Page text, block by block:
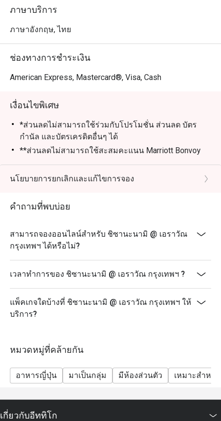
ภาษาบริการ
ภาษาอังกฤษ, ไทย
ช่องทางการชำระเงิน
American Express, Mastercard®, Visa, Cash
เงื่อนไขพิเศษ
*ส่วนลดไม่สามารถใช้ร่วมกับโปรโมชั่น ส่วนลด บัตร
กำนัล และบัตรเครดิตอื่นๆ ได้
**ส่วนลดไม่สามารถใช้สะสมคะแนน Marriott Bonvoy
และ Club Marriott milestones ได้
*** ส่วนลดไม่สามารถใช้ได้กับภาษีรัฐบาลและค่าบริการ
นโยบายการยกเลิกและแก้ไขการจอง
คำถามที่พบบ่อย
สามารถจองออนไลน์สำหรับ ชิซานะนามิ @ เอราวัณ
กรุงเทพฯ ได้หรือไม่?
เวลาทำการของ ชิซานะนามิ @ เอราวัณ กรุงเทพฯ ?
แพ็คเกจใดบ้างที่ ชิซานะนามิ @ เอราวัณ กรุงเทพฯ ให้
บริการ?
หมวดหมู่ที่คล้ายกัน
อาหารญี่ปุ่น มาเป็นกลุ่ม มีห้องส่วนตัว เหมาะสำหรั
เกี่ยวกับอีททิโก